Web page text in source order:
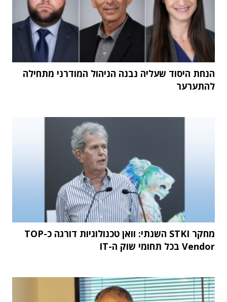
הנחת היסוד שעליה נבנה הניהול המודרני מתחילה
להתערער
מחקר STKI השנתי: וואן טכנולוגיות דורגה כ-TOP
Vendor בכל תחומי שוק ה-IT